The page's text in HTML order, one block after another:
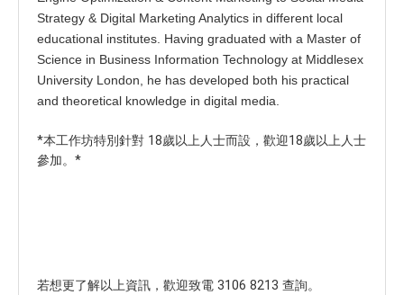
Strategy & Digital Marketing Analytics in different local
educational institutes. Having graduated with a Master of
Science in Business Information Technology at Middlesex
University London, he has developed both his practical
and theoretical knowledge in digital media.
*本工作坊特別針對 18歲以上人士而設，歡迎18歲以上人士
參加。*
若想更了解以上資訊，歡迎致電 3106 8213 查詢。